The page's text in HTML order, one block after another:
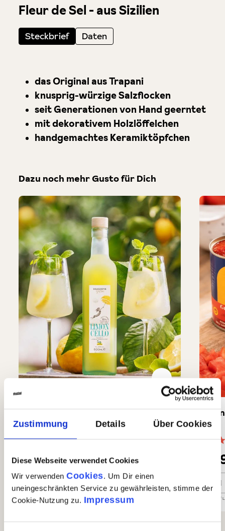
Zustimmung Details Über Cookies
Diese Webseite verwendet Cookies
Wir verwenden Cookies. Um Dir einen
uneingeschränkten Service zu gewährleisten, stimme der
Cookie-Nutzung zu. Impressum
Fleur de Sel - aus Sizilien
Steckbrief Daten
das Original aus Trapani
knusprig-würzige Salzflocken
seit Generationen von Hand geerntet
mit dekorativem Holzlöffelchen
handgemachtes Keramiktöpfchen
Dazu noch mehr Gusto für Dich
Produktgalerie überspringen
(15)
Limoncello di Sorrento IGP
24,90 €
Limoncello di Sorrento IGP
In den Warenkorb
Auf Lager| Nr.64204 Menge1 x 0,5l Auf